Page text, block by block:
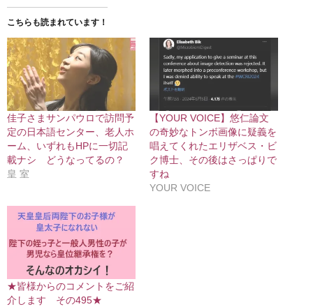
こちらも読まれています！
佳子さまサンパウロで訪問予
定の日本語センター、老人ホ
ーム、いずれもHPに一切記
載ナシ どうなってるの？
皇 室
【YOUR VOICE】悠仁論文
の奇妙なトンボ画像に疑義を
唱えてくれたエリザベス・ビ
ク博士、その後はさっぱりで
すね
YOUR VOICE
★皆様からのコメントをご紹
介します その495★